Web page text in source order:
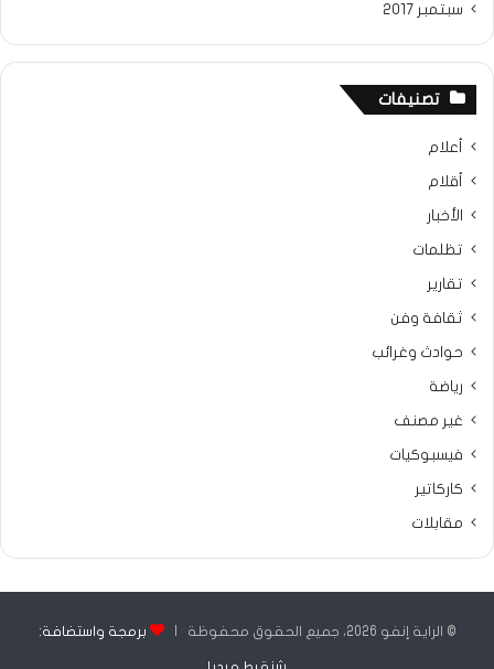
سبتمبر 2017
تصنيفات
أعلام
أقلام
الأخبار
تظلمات
تقارير
ثقافة وفن
حوادث وغرائب
رياضة
غير مصنف
فيسبوكيات
كاركاتير
مقابلات
© الراية إنفو 2026، جميع الحقوق محفوظة | برمجة واستضافة: